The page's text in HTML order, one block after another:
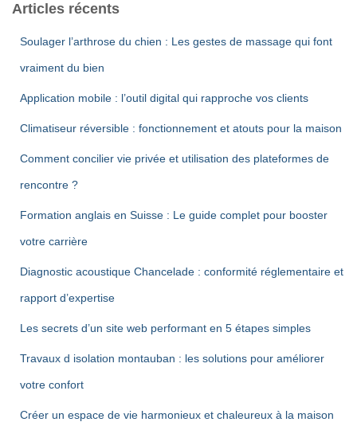
Articles récents
Soulager l’arthrose du chien : Les gestes de massage qui font
vraiment du bien
Application mobile : l’outil digital qui rapproche vos clients
Climatiseur réversible : fonctionnement et atouts pour la maison
Comment concilier vie privée et utilisation des plateformes de
rencontre ?
Formation anglais en Suisse : Le guide complet pour booster
votre carrière
Diagnostic acoustique Chancelade : conformité réglementaire et
rapport d’expertise
Les secrets d’un site web performant en 5 étapes simples
Travaux d isolation montauban : les solutions pour améliorer
votre confort
Créer un espace de vie harmonieux et chaleureux à la maison